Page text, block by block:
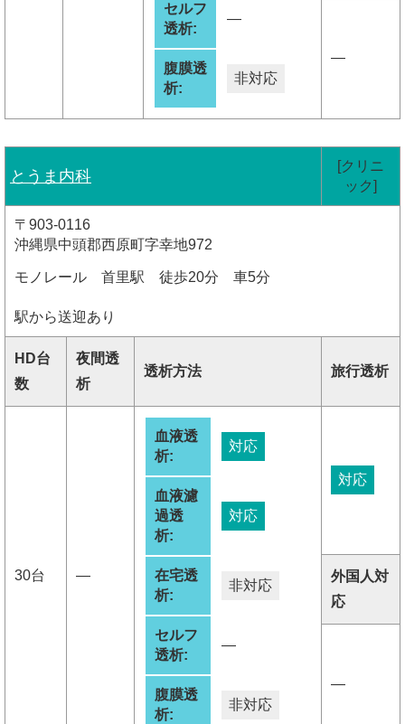
セルフ
透析:
―
腹膜透
析:
非対応
―
とうま内科
[クリニ
ック]
〒903-0116
沖縄県中頭郡西原町字幸地972
モノレール 首里駅 徒歩20分 車5分
駅から送迎あり
HD台
数
夜間透
析
透析方法 旅行透析
30台 ―
血液透
析:
対応
血液濾
過透
析:
対応
在宅透
析:
非対応
セルフ
透析:
―
腹膜透
析:
非対応
対応
外国人対
応
―